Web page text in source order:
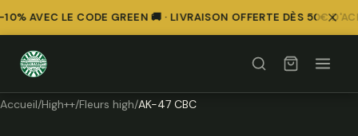
AVEC LE CODE GREEN 🚚 · LIVRAISON OFFERTE DÈS 50€
Accueil/High++/Fleurs high/AK-47 CBC